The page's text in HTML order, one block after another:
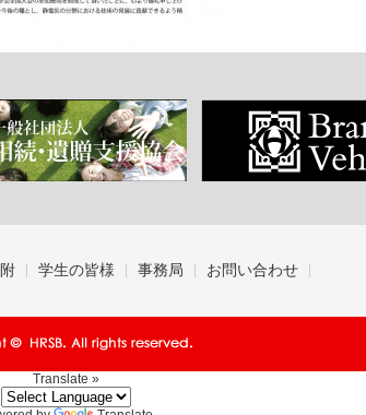
学生の皆様 事務局 お問い合わせ
Translate »